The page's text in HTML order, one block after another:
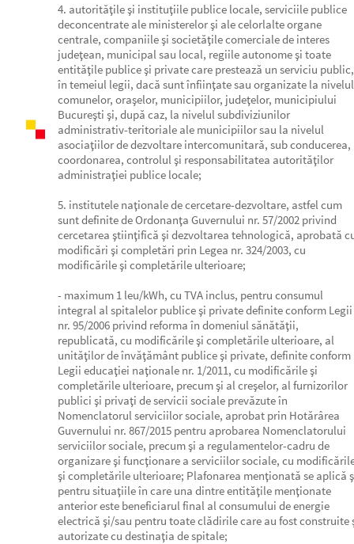
4. autorităţile şi instituţiile publice locale, serviciile publice
deconcentrate ale ministerelor şi ale celorlalte organe
centrale, companiile şi societăţile comerciale de interes
judeţean, municipal sau local, regiile autonome şi toate
entităţile publice şi private care prestează un serviciu public,
în temeiul legii, dacă sunt înfiinţate sau organizate la nivelul
comunelor, oraşelor, municipiilor, judeţelor, municipiului
Bucureşti şi, după caz, la nivelul subdiviziunilor
administrativ-teritoriale ale municipiilor sau la nivelul
asociaţiilor de dezvoltare intercomunitară, sub conducerea,
coordonarea, controlul şi responsabilitatea autorităţilor
administraţiei publice locale;
5. institutele naţionale de cercetare-dezvoltare, astfel cum
sunt definite de Ordonanţa Guvernului nr. 57/2002 privind
cercetarea ştiinţifică şi dezvoltarea tehnologică, aprobată
modificări şi completări prin Legea nr. 324/2003, cu
modificările şi completările ulterioare;
- maximum 1 leu/kWh, cu TVA inclus, pentru consumul
integral al spitalelor publice şi private definite conform Legii
nr. 95/2006 privind reforma în domeniul sănătăţii,
republicată, cu modificările şi completările ulterioare, al
unităţilor de învăţământ publice şi private, definite conform
Legii educaţiei naţionale nr. 1/2011, cu modificările şi
completările ulterioare, precum şi al creşelor, al furnizorilor
publici şi privaţi de servicii sociale prevăzute în
Nomenclatorul serviciilor sociale, aprobat prin Hotărârea
Guvernului nr. 867/2015 pentru aprobarea Nomenclatorului
serviciilor sociale, precum şi a regulamentelor-cadru de
organizare şi funcţionare a serviciilor sociale, cu
şi completările ulterioare; Plafonarea menţionată se aplică
pentru situaţiile în care una dintre entităţile menţionate
anterior este beneficiarul final al consumului de energie
electrică şi/sau pentru toate clădirile care au fost construite
autorizate cu destinaţia de spitale;